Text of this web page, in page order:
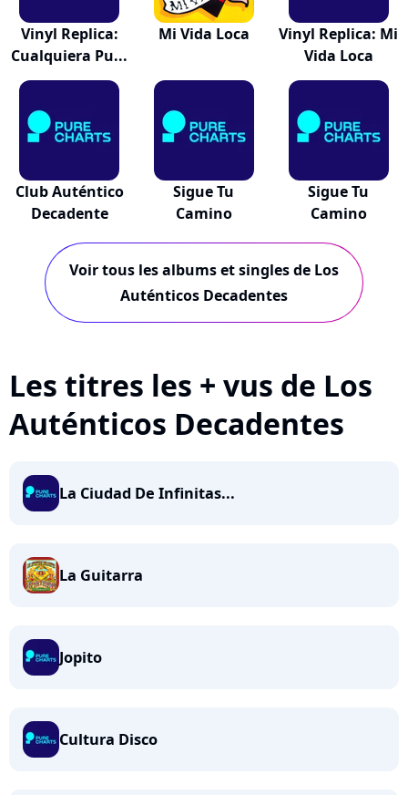
Vinyl Replica:
Cualquiera Pu...
Mi Vida Loca
Vinyl Replica: Mi
Vida Loca
Club Auténtico
Decadente
Sigue Tu
Camino
Sigue Tu
Camino
Voir tous les albums et singles de Los
Auténticos Decadentes
Les titres les + vus de Los
Auténticos Decadentes
La Ciudad De Infinitas...
La Guitarra
Jopito
Cultura Disco